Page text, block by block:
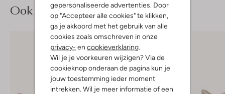
gepersonaliseerde advertenties. Door
op "Accepteer alle cookies" te klikken,
ga je akkoord met het gebruik van alle
cookies zoals omschreven in onze
privacy- en cookieverklaring
Wil je je voorkeuren wijzigen? Via de
cookieknop onderaan de pagina kun je
jouw toestemming ieder moment
intrekken. Wil je meer informatie of een
Ook iets voor jou?